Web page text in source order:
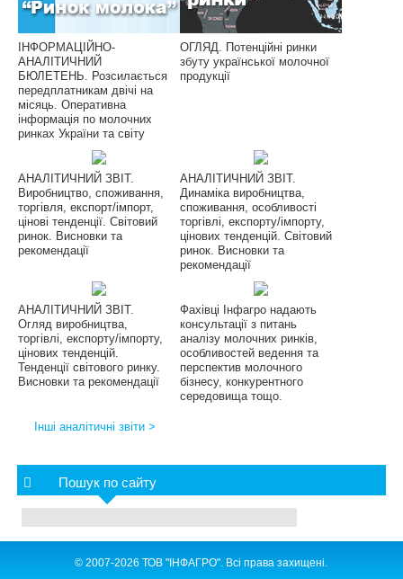
ІНФОРМАЦІЙНО-
АНАЛІТИЧНИЙ
БЮЛЕТЕНЬ. Розсилається
передплатникам двічі на
місяць. Оперативна
інформація по молочних
ринках України та світу
ОГЛЯД. Потенційні ринки
збуту української молочної
продукції
АНАЛІТИЧНИЙ ЗВІТ.
Виробництво, споживання,
торгівля, експорт/імпорт,
цінові тенденції. Світовий
ринок. Висновки та
рекомендації
АНАЛІТИЧНИЙ ЗВІТ.
Динаміка виробництва,
споживання, особливості
торгівлі, експорту/імпорту,
цінових тенденцій. Світовий
ринок. Висновки та
рекомендації
АНАЛІТИЧНИЙ ЗВІТ.
Огляд виробництва,
торгівлі, експорту/імпорту,
цінових тенденцій.
Тенденції світового ринку.
Висновки та рекомендації
Фахівці Інфагро надають
консультації з питань
аналізу молочних ринків,
особливостей ведення та
перспектив молочного
бізнесу, конкурентного
середовища тощо.
Інші аналітичні звіти >
Пошук по сайту
© 2007-2026 ТОВ "ІНФАГРО". Всі права захищені.